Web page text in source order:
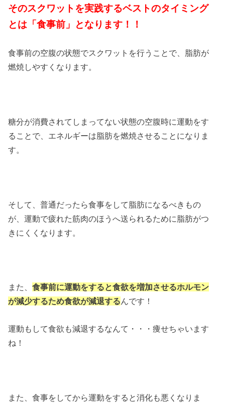
そのスクワットを実践するベストのタイミング
とは「食事前」となります！！
食事前の空腹の状態でスクワットを行うことで、脂肪が
燃焼しやすくなります。
糖分が消費されてしまってない状態の空腹時に運動をす
ることで、エネルギーは脂肪を燃焼させることになりま
す。
そして、普通だったら食事をして脂肪になるべきもの
が、運動で疲れた筋肉のほうへ送られるために脂肪がつ
きにくくなります。
また、食事前に運動をすると食欲を増加させるホルモン
が減少するため食欲が減退するんです！
運動もして食欲も減退するなんて・・・痩せちゃいます
ね！
また、食事をしてから運動をすると消化も悪くなりま